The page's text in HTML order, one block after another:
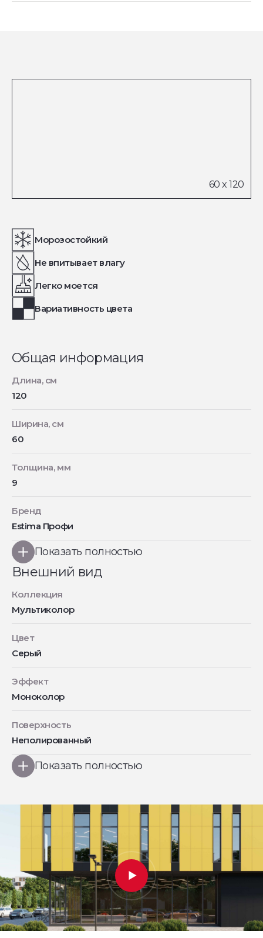
Морозостойкий
Не впитывает влагу
Легко моется
Вариативность цвета
Общая информация
Длина, см
120
Ширина, см
60
Толщина, мм
9
Бренд
Estima Профи
Показать полностью
Внешний вид
Коллекция
Мультиколор
Цвет
Серый
Эффект
Моноколор
Поверхность
Неполированный
Показать полностью